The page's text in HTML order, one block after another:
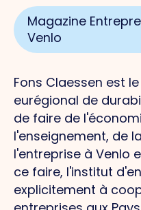
Magazine
Venlo
Fons Claessen est
eurégional de
de faire de
l'enseignement, de
l'entreprise à Venlo
ce faire, l'institut
explicitement à